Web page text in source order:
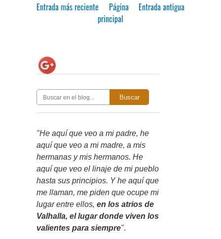
Entrada más reciente Entrada antigua
Página
principal
Buscar
"He aquí que veo a mi padre, he
aquí que veo a mi madre, a mis
hermanas y mis hermanos. He
aquí que veo el linaje de mi pueblo
hasta sus principios. Y he aquí que
me llaman, me piden que ocupe mi
lugar entre ellos, en los atrios de
Valhalla, el lugar donde viven los
valientes para siempre".